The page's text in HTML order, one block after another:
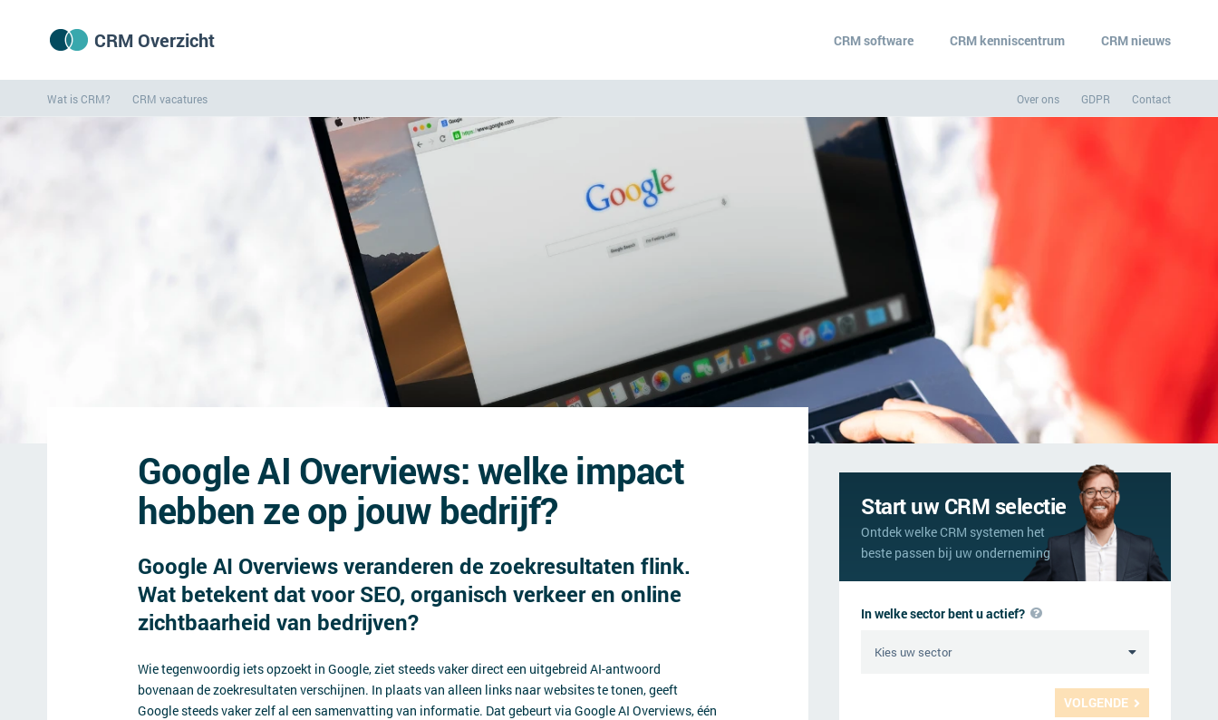
CRM Overzicht CRM software CRM kenniscentrum CRM nieuws
Wat is CRM? CRM vacatures Over ons GDPR Contact
Google AI Overviews: welke impact
hebben ze op jouw bedrijf?
Google AI Overviews veranderen de zoekresultaten flink.
Wat betekent dat voor SEO, organisch verkeer en online
zichtbaarheid van bedrijven?
Wie tegenwoordig iets opzoekt in Google, ziet steeds vaker direct een uitgebreid AI-antwoord
bovenaan de zoekresultaten verschijnen. In plaats van alleen links naar websites te tonen, geeft
Google steeds vaker zelf al een samenvatting van informatie. Dat gebeurt via Google AI Overviews, één
Start uw CRM selectie
Ontdek welke CRM systemen het
beste passen bij uw onderneming
VOLGENDE
In welke sector bent u actief?